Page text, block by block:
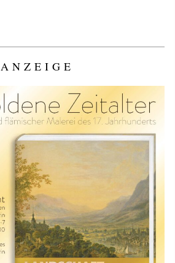
ANZEIGE